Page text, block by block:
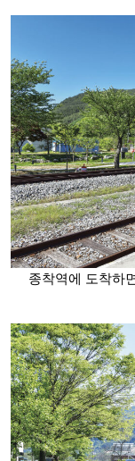
종착역에 도착하